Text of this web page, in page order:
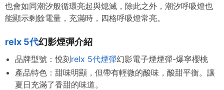
也會如同潮汐般循環亮起與熄滅，除此之外，潮汐呼吸燈也
能顯示剩餘電量，充滿時，四格呼吸燈常亮。
relx 5代幻影煙彈介紹
品牌型號：悅刻relx 5代煙彈幻影電子煙煙彈-爆寧櫻桃
產品特色： 甜味明顯，但帶有輕微的酸味，酸甜平衡。 讓
夏日充滿了香甜的味道。